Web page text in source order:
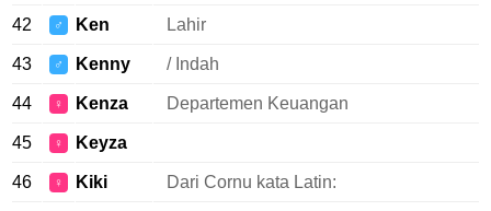
42 ♂ Ken Lahir
43 ♂ Kenny / Indah
44 ♀ Kenza Departemen Keuangan
45 ♀ Keyza
46 ♀ Kiki Dari Cornu kata Latin: